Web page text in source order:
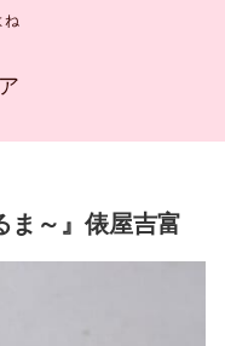
ね
ま～』俵屋吉富